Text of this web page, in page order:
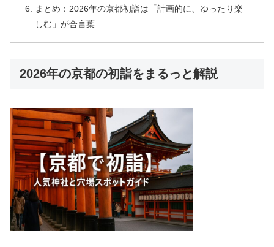
まとめ：2026年の京都初詣は「計画的に、ゆったり楽
しむ」が合言葉
2026年の京都の初詣をまるっと解説